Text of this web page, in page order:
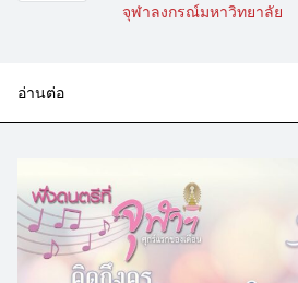
จุฬาลงกรณ์มหาวิทยาลัย
อ่านต่อ